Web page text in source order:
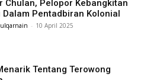
Chulan, Pelopor Kebangkitan
Dalam Pentadbiran Kolonial
- 10 April 2025
Tentang Terowong